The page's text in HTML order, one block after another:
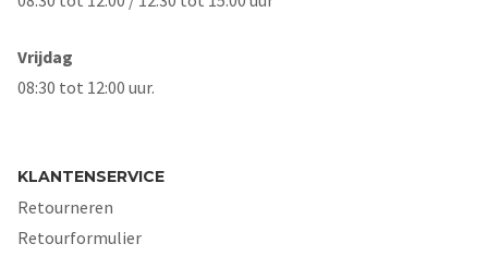
Vrijdag
08:30 tot 12:00 uur.
KLANTENSERVICE
Retourneren
Retourformulier